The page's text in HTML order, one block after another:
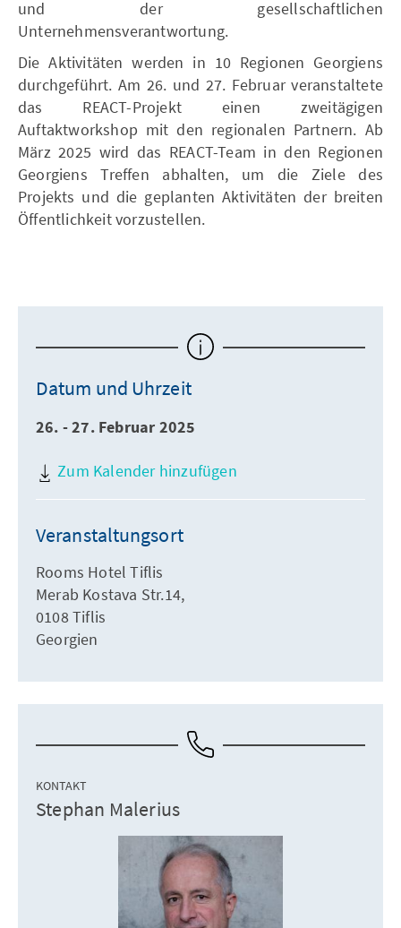
und der gesellschaftlichen
Unternehmensverantwortung.
Die Aktivitäten werden in 10 Regionen Georgiens
durchgeführt. Am 26. und 27. Februar veranstaltete
das REACT-Projekt einen zweitägigen
Auftaktworkshop mit den regionalen Partnern. Ab
März 2025 wird das REACT-Team in den Regionen
Georgiens Treffen abhalten, um die Ziele des
Projekts und die geplanten Aktivitäten der breiten
Öffentlichkeit vorzustellen.
Datum und Uhrzeit
26. - 27. Februar 2025
Zum Kalender hinzufügen
Veranstaltungsort
Rooms Hotel Tiflis
Merab Kostava Str.14,
0108 Tiflis
Georgien
KONTAKT
Stephan Malerius